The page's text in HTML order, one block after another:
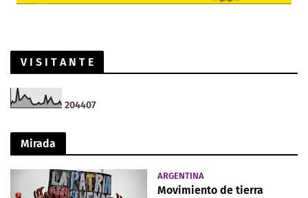
V I S I T A N T E
204407
Mirada
ARGENTINA
Movimiento de tierra